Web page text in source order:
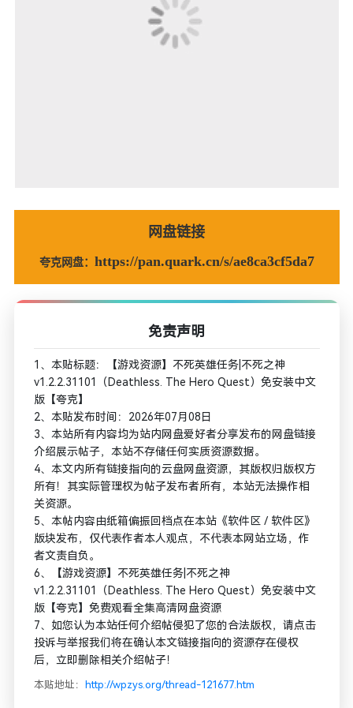
网盘链接
夸克网盘： https://pan.quark.cn/s/ae8ca3cf5da7
免责声明
1、本贴标题：【游戏资源】不死英雄任务|不死之神
v1.2.2.31101（Deathless. The Hero Quest）免安装中文
版【夸克】
2、本贴发布时间：2026年07月08日
3、本站所有内容均为站内网盘爱好者分享发布的网盘链接
介绍展示帖子，本站不存储任何实质资源数据。
4、本文内所有链接指向的云盘网盘资源，其版权归版权方
所有！其实际管理权为帖子发布者所有，本站无法操作相
关资源。
5、本帖内容由纸箱偏振回档点在本站《软件区 / 软件区》
版块发布，仅代表作者本人观点，不代表本网站立场，作
者文责自负。
6、【游戏资源】不死英雄任务|不死之神
v1.2.2.31101（Deathless. The Hero Quest）免安装中文
版【夸克】免费观看全集高清网盘资源
7、如您认为本站任何介绍帖侵犯了您的合法版权，请点击
投诉与举报我们将在确认本文链接指向的资源存在侵权
后，立即删除相关介绍帖子！
本贴地址： http://wpzys.org/thread-121677.htm